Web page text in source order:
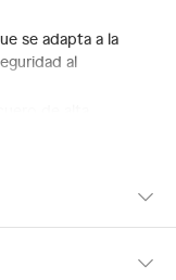
se adapta a la
al
un acabado